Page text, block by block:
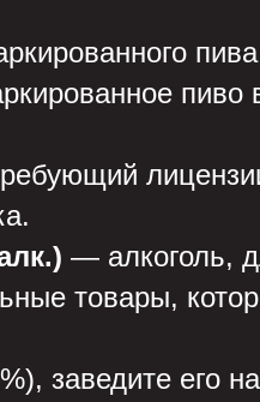
пиво
— алкоголь,
товары,
заведите его